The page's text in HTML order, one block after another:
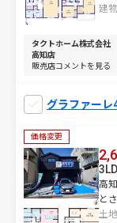
建物
タクトホーム株式会社
高知店
販売店コメントを
グラファーレ
価格変更
高
と
土地